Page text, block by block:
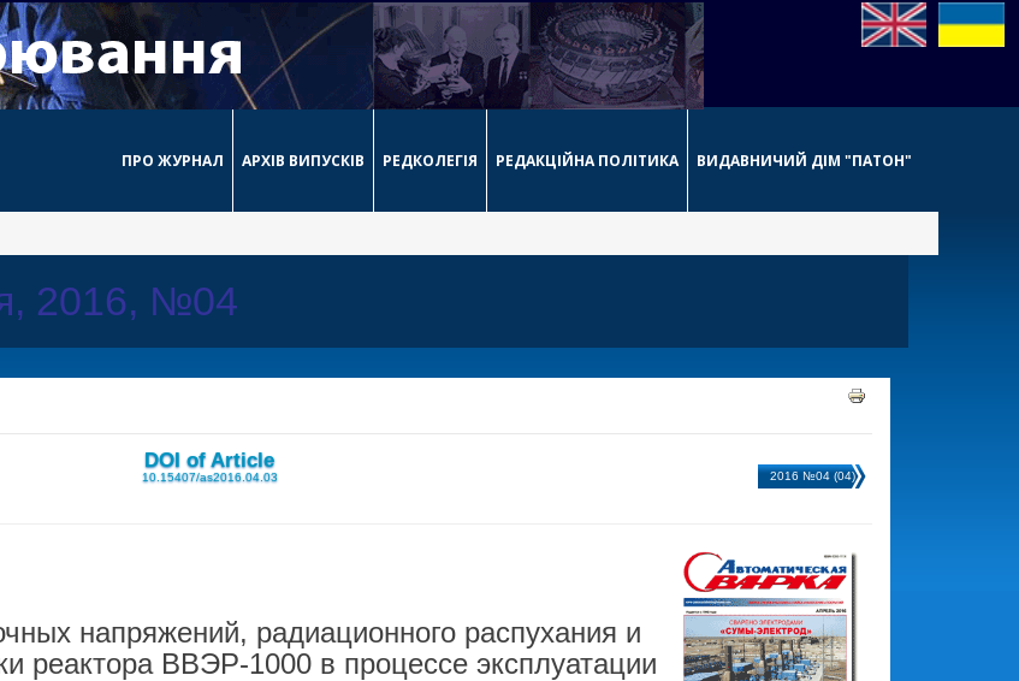
ПРО ЖУРНАЛ АРХІВ ВИПУСКІВ РЕДКОЛЕГІЯ РЕДАКЦІЙНА ПОЛІТИКА ВИДАВНИЧИЙ ДІМ "ПАТОН"
2016, №04
DOI of Article
10.15407/as2016.04.03 2016 №04 (04)
напряжений, радиационного распухания и
реактора ВВЭР-1000 в процессе эксплуатации